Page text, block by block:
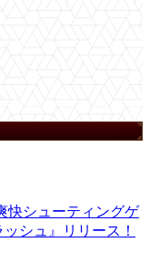
快シューティングゲ
シュ』リリース！